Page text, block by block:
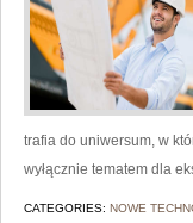
trafia do uniwersum, w
wyłącznie tematem dla
CATEGORIES: NOWE